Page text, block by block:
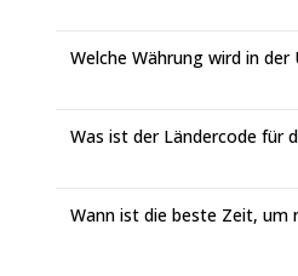
Welche Währung wird in
Was ist der Ländercode für
Wann ist die beste Zeit, um